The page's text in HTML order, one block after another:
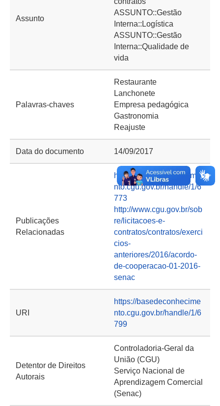
Assunto
ASSUNTO::Gestão
Interna::Logística
ASSUNTO::Gestão
Interna::Qualidade de
vida
Palavras-chaves
Restaurante
Lanchonete
Empresa pedagógica
Gastronomia
Reajuste
Data do documento 14/09/2017
Publicações
Relacionadas
https://basedeconhecime
nto.cgu.gov.br/handle/1/6
773
http://www.cgu.gov.br/sob
re/licitacoes-e-
contratos/contratos/exerci
cios-
anteriores/2016/acordo-
de-cooperacao-01-2016-
senac
URI
https://basedeconhecime
nto.cgu.gov.br/handle/1/6
799
Detentor de Direitos
Autorais
Controladoria-Geral da
União (CGU)
Serviço Nacional de
Aprendizagem Comercial
(Senac)